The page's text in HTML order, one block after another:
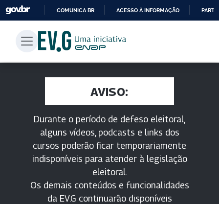
PARA
CONTEÚDO
COMUNICA BR ACESSO À INFORMAÇÃO
AVISO:
Durante o período de defeso eleitoral,
alguns vídeos, podcasts e links dos
cursos poderão ficar temporariamente
indisponíveis para atender à legislação
eleitoral.
Os demais conteúdos e funcionalidades
da EV.G continuarão disponíveis